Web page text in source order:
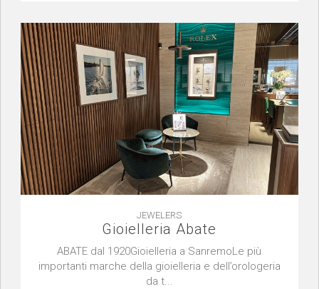
JEWELERS
Gioielleria Abate
ABATE dal 1920Gioielleria a SanremoLe più
importanti marche della gioielleria e dell’orologeria
da t...